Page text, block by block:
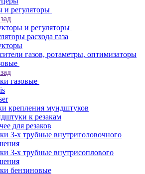
и регуляторы
и регуляторы
расхода газа
газов, ротаметры, оптимизаторы
газовые
крепления мундштуков
к резакам
для резаков
3-х трубные внутриголовочного
3-х трубные внутрисоплового
бензиновые